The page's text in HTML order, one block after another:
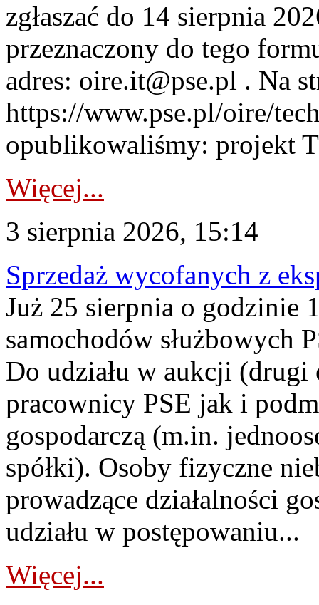
zgłaszać do 14 sierpnia
przeznaczony do tego
adres: oire.it@pse.pl . Na
https://www.pse.pl/oire/
opublikowaliśmy: projekt
Więcej...
3 sierpnia 2026, 15:14
Sprzedaż wycofanych z
Już 25 sierpnia o godzinie
samochodów służbowych
Do udziału w aukcji (drugi
pracownicy PSE jak i
gospodarczą (m.in.
spółki). Osoby fizyczne
prowadzące działalności
udziału w postępowaniu...
Więcej...